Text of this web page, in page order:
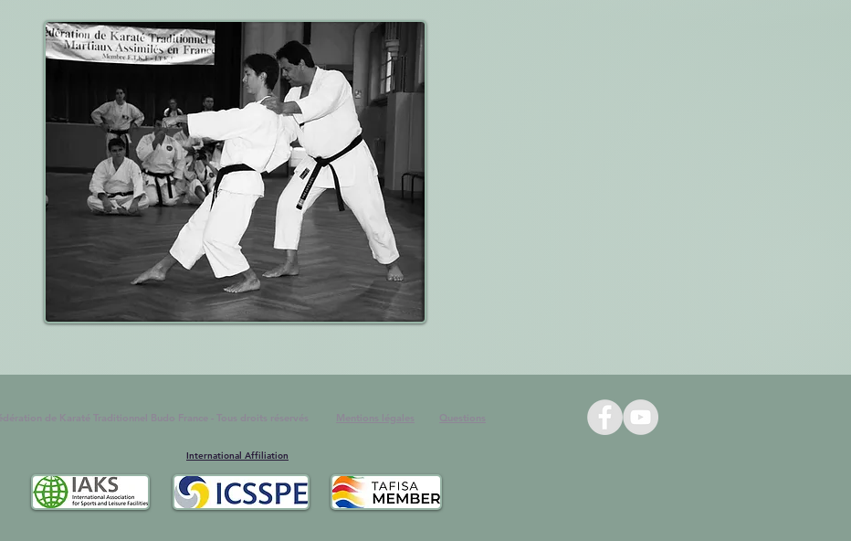
de Karaté Traditionnel Budo France - Tous droits réservés Mentions légales Questions
International Affiliation